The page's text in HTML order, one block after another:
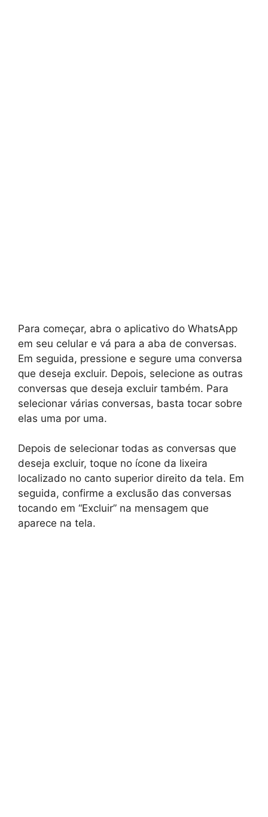
Para começar, abra o aplicativo do WhatsApp
em seu celular e vá para a aba de conversas.
Em seguida, pressione e segure uma conversa
que deseja excluir. Depois, selecione as outras
conversas que deseja excluir também. Para
selecionar várias conversas, basta tocar sobre
elas uma por uma.
Depois de selecionar todas as conversas que
deseja excluir, toque no ícone da lixeira
localizado no canto superior direito da tela. Em
seguida, confirme a exclusão das conversas
tocando em “Excluir” na mensagem que
aparece na tela.